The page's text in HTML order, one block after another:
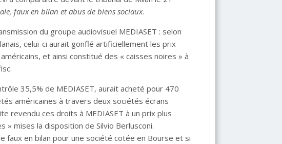
faux en bilan et abus de biens sociaux.
du groupe audiovisuel MEDIASET : selon
celui-ci aurait gonflé artificiellement les prix
et ainsi constitué des « caisses noires » à
35,5% de MEDIASET, aurait acheté pour 470
américaines à travers deux sociétés écrans
revendu ces droits à MEDIASET à un prix plus
» mises la disposition de Silvio Berlusconi.
faux en bilan pour une société cotée en Bourse et si